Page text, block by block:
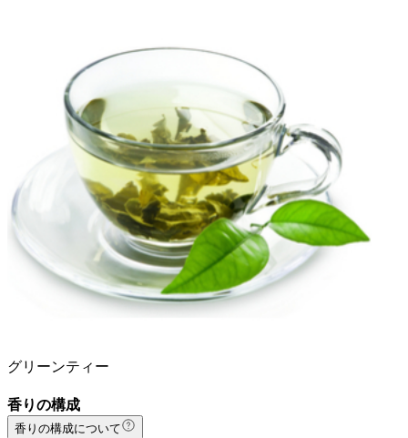
グリーンティー
香りの構成
香りの構成について